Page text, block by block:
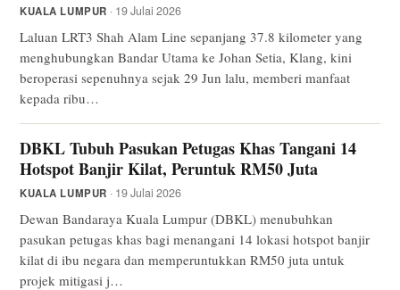
KUALA LUMPUR · 19 Julai 2026
Laluan LRT3 Shah Alam Line sepanjang 37.8 kilometer yang
menghubungkan Bandar Utama ke Johan Setia, Klang, kini
beroperasi sepenuhnya sejak 29 Jun lalu, memberi manfaat
kepada ribu…
DBKL Tubuh Pasukan Petugas Khas Tangani 14
Hotspot Banjir Kilat, Peruntuk RM50 Juta
KUALA LUMPUR · 19 Julai 2026
Dewan Bandaraya Kuala Lumpur (DBKL) menubuhkan
pasukan petugas khas bagi menangani 14 lokasi hotspot banjir
kilat di ibu negara dan memperuntukkan RM50 juta untuk
projek mitigasi j…